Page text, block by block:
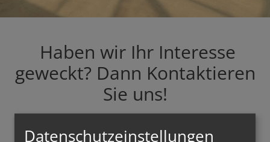
Haben wir Ihr Interesse
geweckt? Dann Kontaktieren
Sie uns!
Datenschutzeinstellungen